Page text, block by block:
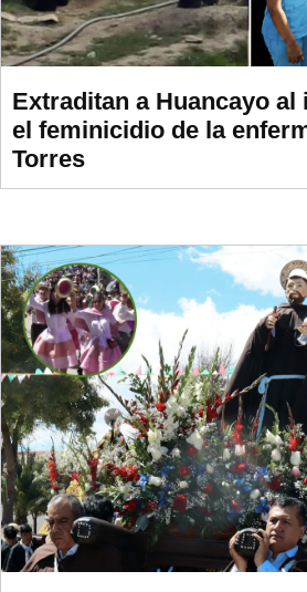
Extraditan a Huancayo
el feminicidio de la
Torres